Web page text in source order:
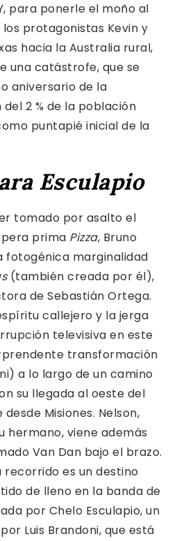
para ponerle el moño al
protagonistas Kevin y
hacia la Australia rural,
una catástrofe, que se
aniversario de la
2 % de la población
puntapié inicial de la
Esculapio
tomado por asalto el
prima Pizza, Bruno
fotogénica marginalidad
(también creada por él),
de Sebastián Ortega.
callejero y la jerga
televisiva en este
transformación
a lo largo de un camino
su llegada al oeste del
Misiones. Nelson,
hermano, viene además
Van Dan bajo el brazo.
recorrido es un destino
de lleno en la banda de
por Chelo Esculapio, un
Luis Brandoni, que está